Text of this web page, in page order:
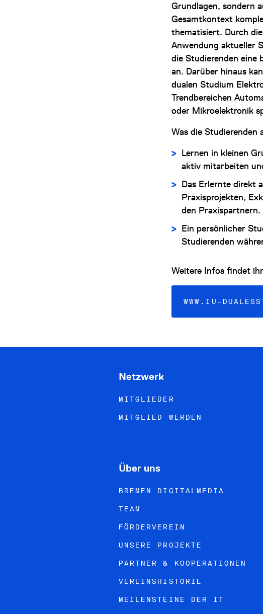
Grundlagen, sondern
Gesamtkontext
thematisiert. Durch die
Anwendung aktueller
die Studierenden eine
an. Darüber hinaus
dualen Studium
Trendbereichen
oder Mikroelektronik
Was die Studierenden
Lernen in kleinen
aktiv mitarbeiten
Das Erlernte direkt
Praxisprojekten,
den Praxispartnern.
Ein persönlicher
Studierenden
Weitere Infos findet
WWW.IU-
Netzwerk
MITGLIEDER
MITGLIED WERDEN
Über uns
BREMEN DIGITALMEDIA
TEAM
FÖRDERVEREIN
UNSERE PROJEKTE
PARTNER & KOOPERATIONEN
VEREINSHISTORIE
MEILENSTEINE DER IT